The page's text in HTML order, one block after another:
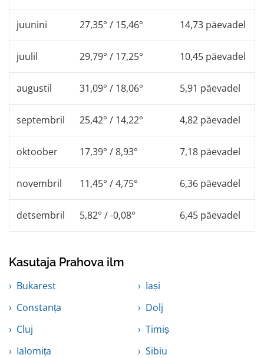
juunini 27,35° / 15,46° 14,73 päevadel
juulil 29,79° / 17,25° 10,45 päevadel
augustil 31,09° / 18,06° 5,91 päevadel
septembril 25,42° / 14,22° 4,82 päevadel
oktoober 17,39° / 8,93° 7,18 päevadel
novembril 11,45° / 4,75° 6,36 päevadel
detsembril 5,82° / -0,08° 6,45 päevadel
Kasutaja Prahova ilm
Bukarest
Iași
Constanța
Dolj
Cluj
Timiș
Ialomița
Sibiu